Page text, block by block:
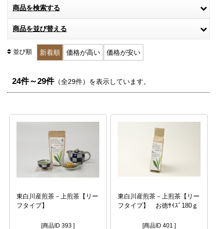
商品を検索する
商品を並び替える
並び順 新着順 価格が高い 価格が安い
24件～29件（全29件）を表示しています。
東白川産煎茶－上煎茶【リー
フタイプ】
[商品ID 393 ]
東白川産煎茶－上煎茶【リー
フタイプ】 お徳ｻｲｽﾞ180ｇ
[商品ID 401 ]